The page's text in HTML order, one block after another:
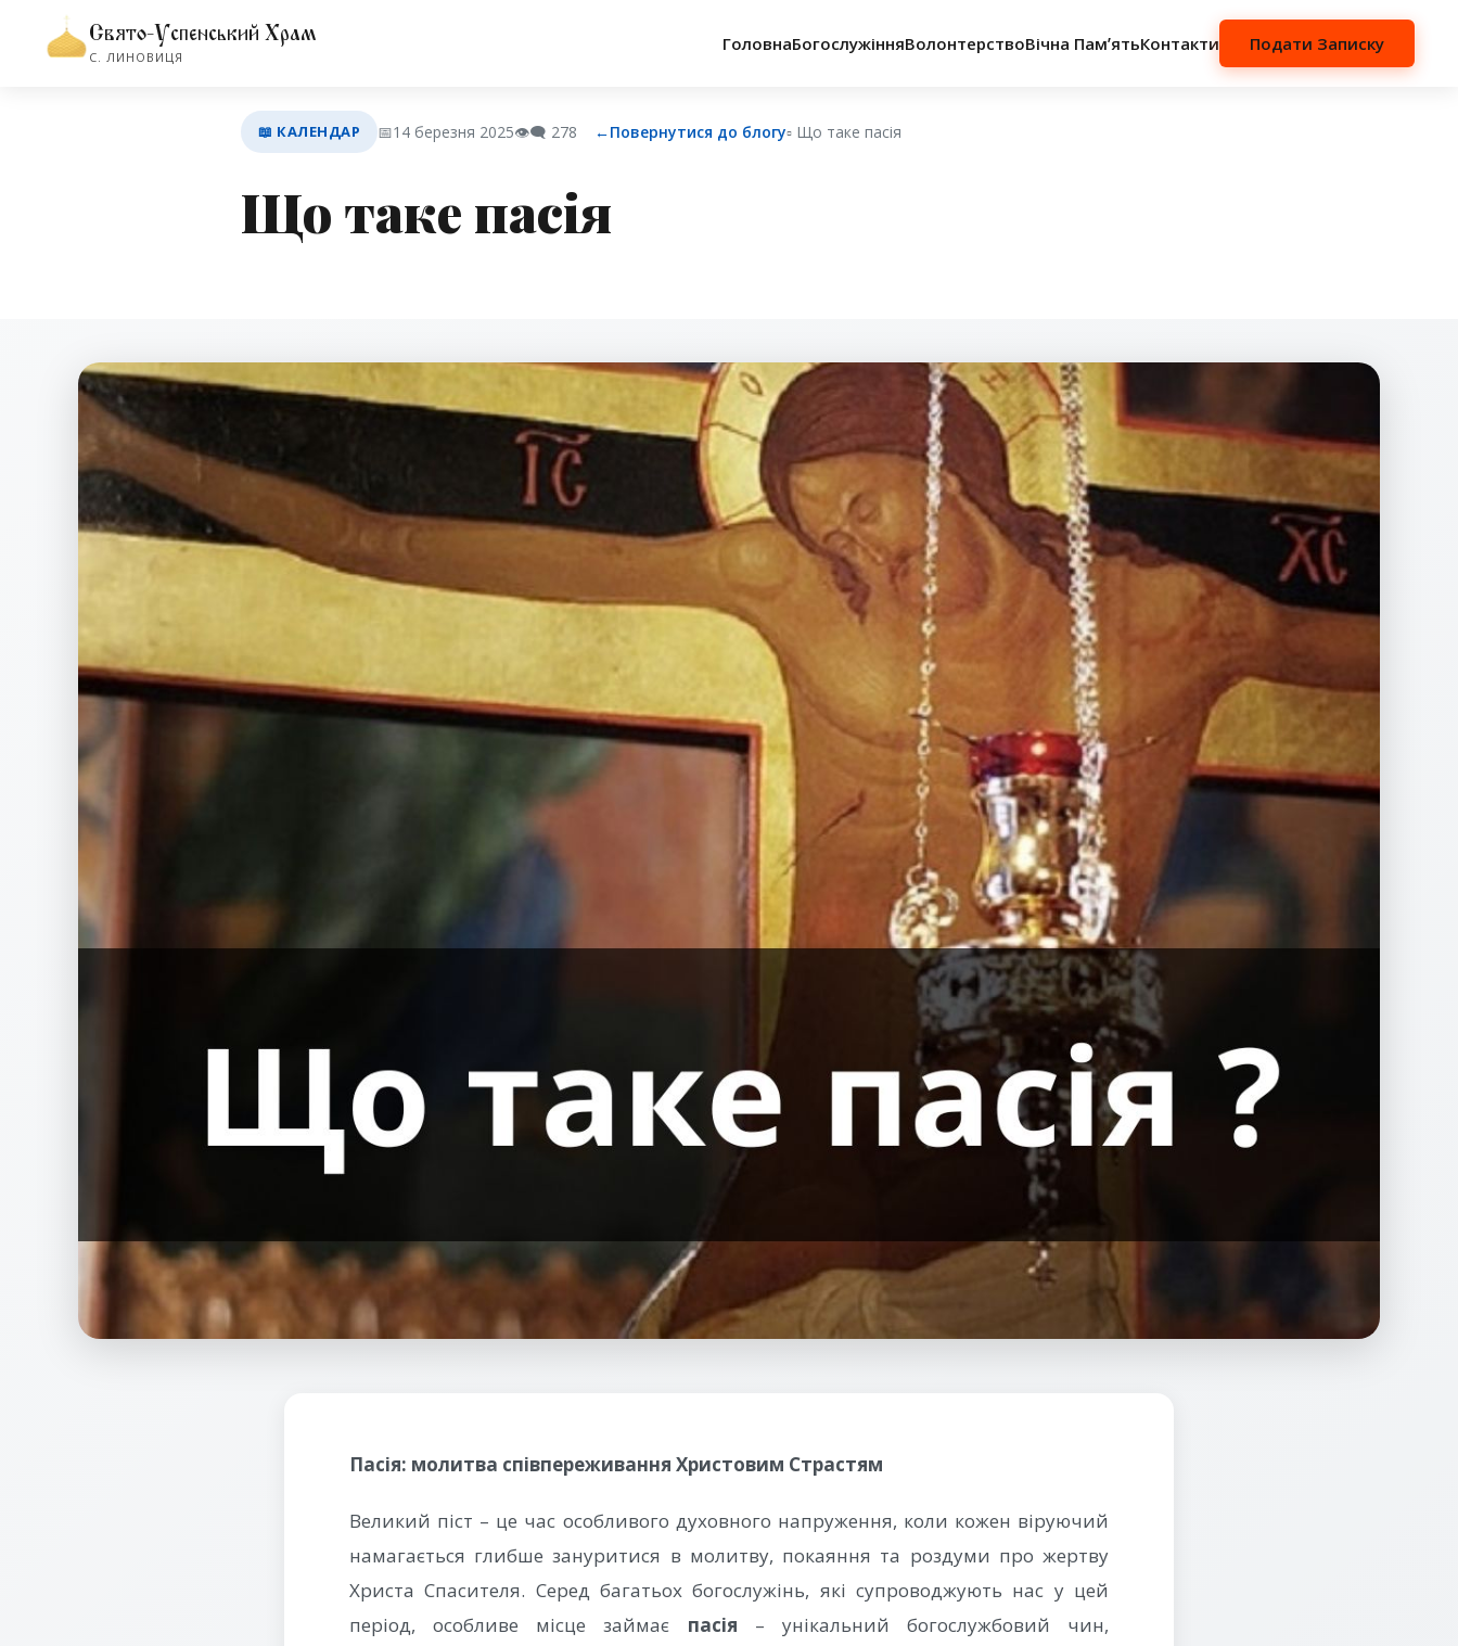
Свято-Успенський Храм
С. ЛИНОВИЦЯ
ГоловнаБогослужінняВолонтерствоВічна ПамʼятьКонтакти Подати Записку
📖 КАЛЕНДАР 📅14 березня 2025👁️‍🗨️ 278 ←Повернутися до блогу▫︎ Що таке пасія
Що таке пасія
Пасія: молитва співпереживання Христовим Страстям
Великий піст – це час особливого духовного напруження, коли кожен віруючий
намагається глибше зануритися в молитву, покаяння та роздуми про жертву
Христа Спасителя. Серед багатьох богослужінь, які супроводжують нас у цей
період, особливе місце займає пасія – унікальний богослужбовий чин,